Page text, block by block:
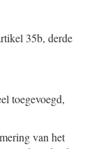
35b, derde
toegevoegd,
van het